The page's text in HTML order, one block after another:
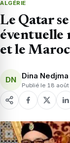
ALGÉRIE
Le Qatar
éventuelle
et le Maroc
DN Dina Nedjma
Publié le 18